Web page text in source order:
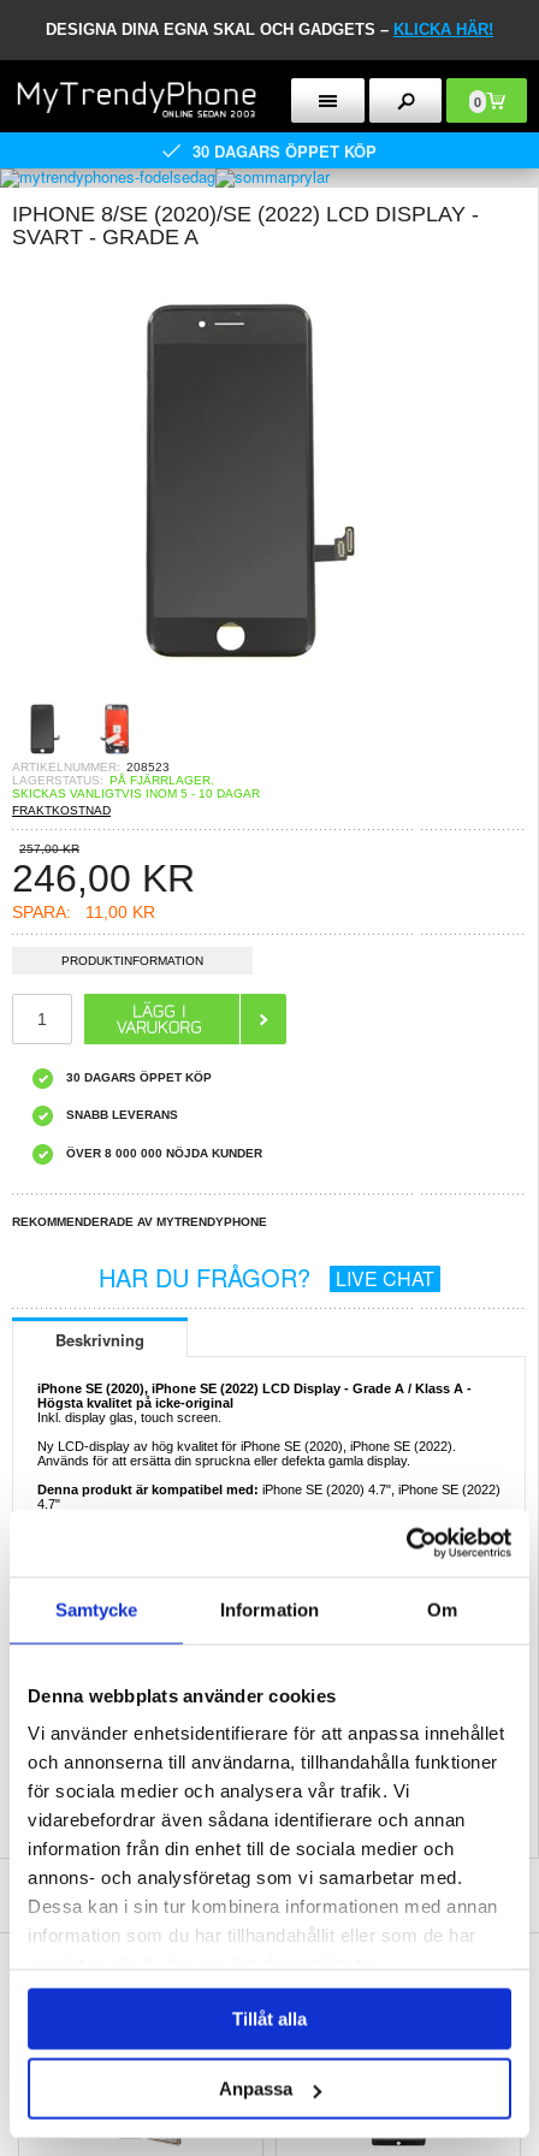
Samtycke Information Om
Denna webbplats använder cookies
Vi använder enhetsidentifierare för att anpassa innehållet
och annonserna till användarna, tillhandahålla funktioner
för sociala medier och analysera vår trafik. Vi
vidarebefordrar även sådana identifierare och annan
information från din enhet till de sociala medier och
annons- och analysföretag som vi samarbetar med.
Dessa kan i sin tur kombinera informationen med annan
information som du har tillhandahållit eller som de har
Tillåt alla
Anpassa
DESIGNA DINA EGNA SKAL OCH GADGETS – KLICKA HÄR!
0
30 DAGARS ÖPPET KÖP
IPHONE 8/SE (2020)/SE (2022) LCD DISPLAY -
SVART - GRADE A
ARTIKELNUMMER: 208523
LAGERSTATUS: PÅ FJÄRRLAGER.
SKICKAS VANLIGTVIS INOM 5 - 10 DAGAR
FRAKTKOSTNAD
257,00 KR
246,00 KR
SPARA: 11,00 KR
PRODUKTINFORMATION
30 DAGARS ÖPPET KÖP
SNABB LEVERANS
ÖVER 8 000 000 NÖJDA KUNDER
REKOMMENDERADE AV MYTRENDYPHONE
HAR DU FRÅGOR? LIVE CHAT
Beskrivning
iPhone SE (2020), iPhone SE (2022) LCD Display - Grade A / Klass A -
Högsta kvalitet på icke-original
Inkl. display glas, touch screen.
Ny LCD-display av hög kvalitet för iPhone SE (2020), iPhone SE (2022).
Används för att ersätta din spruckna eller defekta gamla display.
Denna produkt är kompatibel med: iPhone SE (2020) 4.7", iPhone SE (2022)
4.7"
duktiga tekniker har reparerat tusentals telefoner och, med detta i åtanke, kan
vi garantera att enheten kommer att fungera perfekt igen. Vi utför reparationer i
Det innebär att vi erbjuder den snabbaste och billigaste tjänsten på marknaden.
iPhone SE (2020) LCD-display & Pekskärm Reparation - Grade A
SKRIV EN RECENSION
OTB 18-in-1 Multifunktionellt Professionellt
iPhone 7/8/SE 2020/2022 Härdat Glas